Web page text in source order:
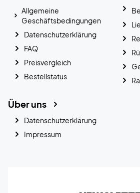
Allgemeine
Geschäftsbedingungen
Datenschutzerklärung
FAQ
Preisvergleich
Bestellstatus
Über uns
Datenschutzerklärung
Impressum